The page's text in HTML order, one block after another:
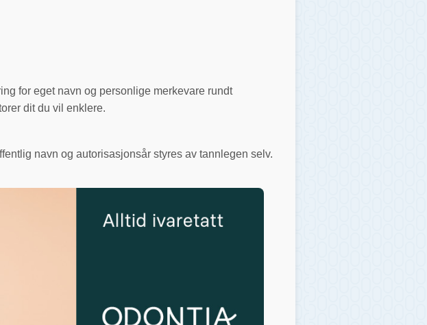
for eget navn og personlige merkevare rundt
dit du vil enklere.
navn og autorisasjonsår styres av tannlegen selv.